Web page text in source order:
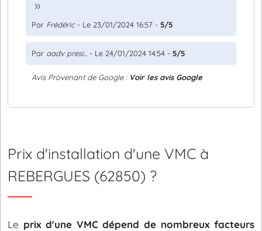
Par Frédéric- Le 23/01/2024 16:57 - 5/5
Par aadv presi... - Le 24/01/2024 14:54 - 5/5
Avis Provenant de Google : Voir les avis Google
Prix d'installation d'une VMC à
REBERGUES (62850) ?
Le prix d'une VMC dépend de nombreux facteurs